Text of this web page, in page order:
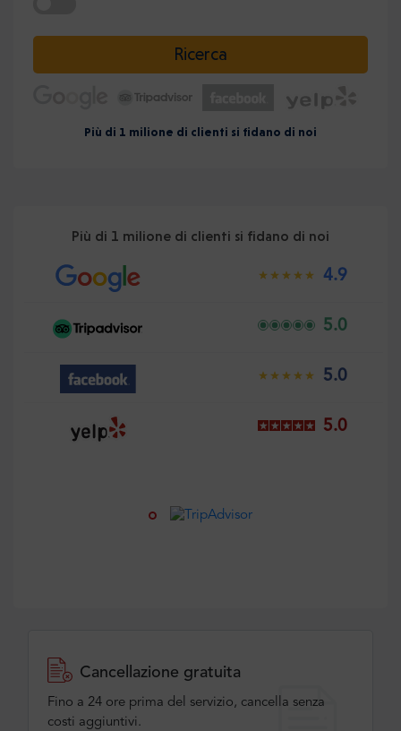
Ricerca
Più di 1 milione di clienti si fidano di noi
Più di 1 milione di clienti si fidano di noi
4.9
5.0
5.0
5.0
Cancellazione gratuita
Fino a 24 ore prima del servizio, cancella senza
costi aggiuntivi.